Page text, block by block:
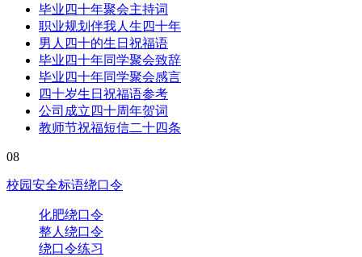
毕业四十年聚会主持词
职业规划伴我人生四十年
男人四十的生日祝福语
毕业四十年同学聚会致辞
毕业四十年同学聚会感言
四十岁生日祝福语参考
公司成立四十周年贺词
教师节祝福短信二十四条
08
校园安全标语绕口令
化肥绕口令
整人绕口令
绕口令练习